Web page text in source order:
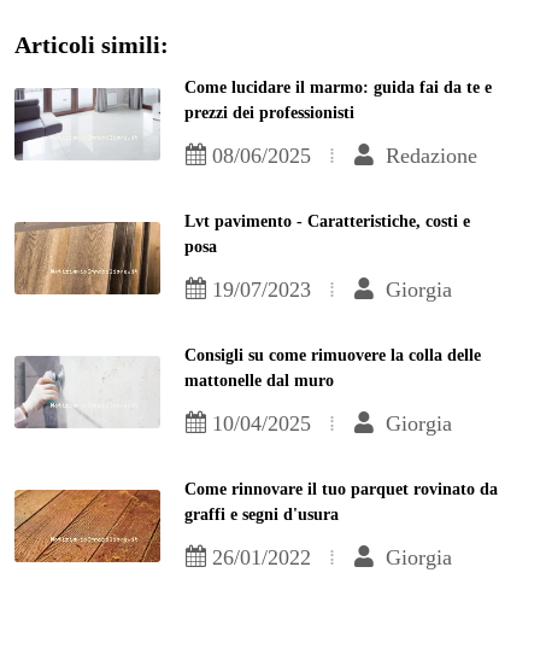
Articoli simili:
Come lucidare il marmo: guida fai da te e
prezzi dei professionisti
08/06/2025 Redazione
Lvt pavimento - Caratteristiche, costi e
posa
19/07/2023 Giorgia
Consigli su come rimuovere la colla delle
mattonelle dal muro
10/04/2025 Giorgia
Come rinnovare il tuo parquet rovinato da
graffi e segni d'usura
26/01/2022 Giorgia